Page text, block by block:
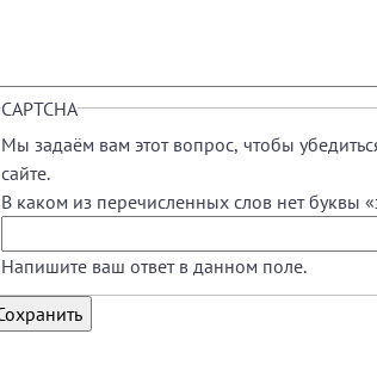
CAPTCHA
Мы задаём вам этот вопрос, чтобы
сайте.
Напишите ваш ответ в данном поле.